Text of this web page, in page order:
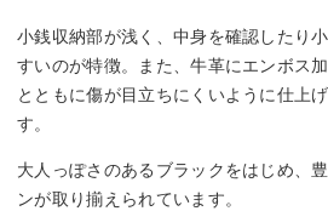
小銭収納部が浅く、中身を確認したり
すいのが特徴。また、牛革にエンボス
とともに傷が目立ちにくいように仕上
す。
大人っぽさのあるブラックをはじめ、
ンが取り揃えられています。